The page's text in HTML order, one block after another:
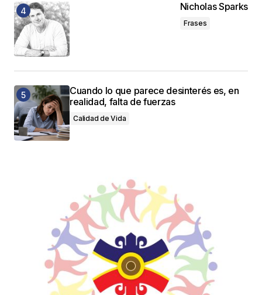
Nicholas Sparks
Frases
Cuando lo que parece desinterés es, en
realidad, falta de fuerzas
Calidad de Vida